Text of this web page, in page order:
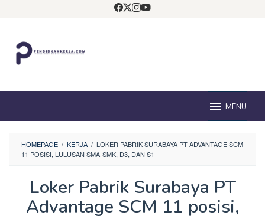
MENU
HOMEPAGE / KERJA / LOKER PABRIK SURABAYA PT ADVANTAGE SCM
11 POSISI, LULUSAN SMA-SMK, D3, DAN S1
Loker Pabrik Surabaya PT
Advantage SCM 11 posisi,